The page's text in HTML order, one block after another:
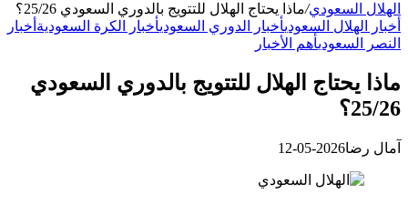
الهلال السعودي/ماذا يحتاج الهلال للتتويج بالدوري السعودي 25/26؟
أخبار الهلال السعوديأخبار الدوري السعوديأخبار الكرة السعودية أخبار
النصر السعوديأهم الأخبار
ماذا يحتاج الهلال للتتويج بالدوري السعودي
25/26؟
آمال رضا2026-05-12